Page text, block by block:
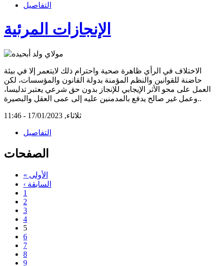
التفاصيل
الإنجازات المرئية
الاختلاف في الرأي ظاهرة صحية واحترام ذلك لايتعمر إلا في بيئة
حاضنة للقوانين والنظم المؤمنة بدولة القانون والمؤسسات، لكن
العمل على محو الأثر الإيجابي للإنجاز بدون حق شرعي يعتبر تدليسا،
وعمل غير صالح يدفع بالمدمنين عليه إلى عمى العقل والبصيرة..
ثلاثاء, 17/01/2023 - 11:46
التفاصيل
الصفحات
« الأولى
‹ السابقة
1
2
3
4
5
6
7
8
9